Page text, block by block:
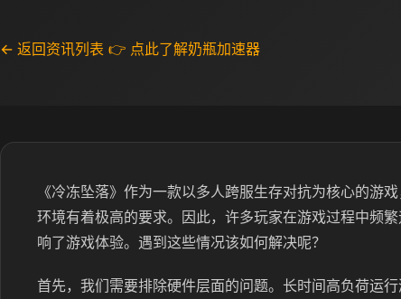
← 返回资讯列表 👉 点此了解奶瓶加速器
《冷冻坠落》作为一款以多人跨服生存对抗为核心的游
环境有着极高的要求。因此，许多玩家在游戏过程中频
响了游戏体验。遇到这些情况该如何解决呢？
首先，我们需要排除硬件层面的问题。长时间高负荷运